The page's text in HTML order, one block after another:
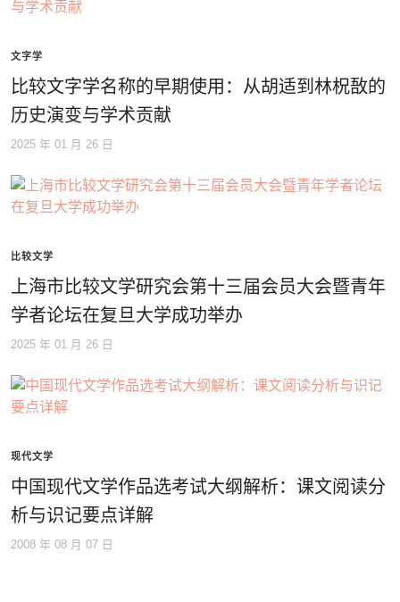
文字学
比较文字学名称的早期使用：从胡适到林柷敔的
历史演变与学术贡献
2025 年 01 月 26 日
比较文学
上海市比较文学研究会第十三届会员大会暨青年
学者论坛在复旦大学成功举办
2025 年 01 月 26 日
现代文学
中国现代文学作品选考试大纲解析：课文阅读分
析与识记要点详解
2008 年 08 月 07 日